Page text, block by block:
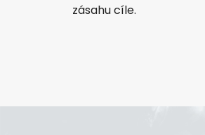
zásahu cíle.